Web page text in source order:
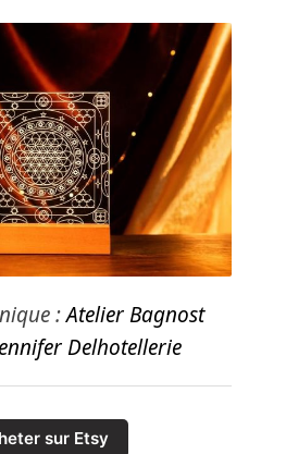
:Atelier Bagnost
Delhotellerie
sur Etsy